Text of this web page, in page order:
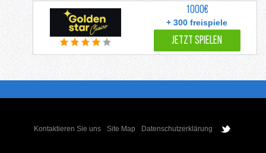
1000€
+ 300 freispiele
JETZT SPIELEN
Kontaktieren Sie uns Site Map Datenschutzerklärung